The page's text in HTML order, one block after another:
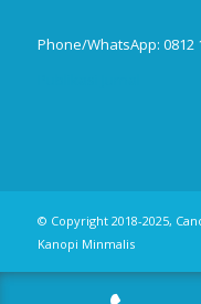
Phone/WhatsApp: 0812
© Copyright 2018-2025,
Kanopi Minmalis